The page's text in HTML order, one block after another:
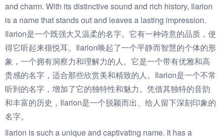
and charm. With its distinctive sound and rich history, Ilarion
is a name that stands out and leaves a lasting impression.
Ilarion是一个既强大又温柔的名字。它有一种诗意的品质，使
得它听起来很悦耳。Ilarion唤起了一个平静而智慧的个体的形
象，一个拥有洞察力和理解力的人。它是一个带有优雅和高
贵感的名字，适合那些欣赏美和精致的人。Ilarion是一个不常
听到的名字，增加了它的独特性和魅力。凭借其独特的音韵
和丰富的历史，Ilarion是一个脱颖而出、给人留下深刻印象的
名字。
Ilarion is such a unique and captivating name. It has a